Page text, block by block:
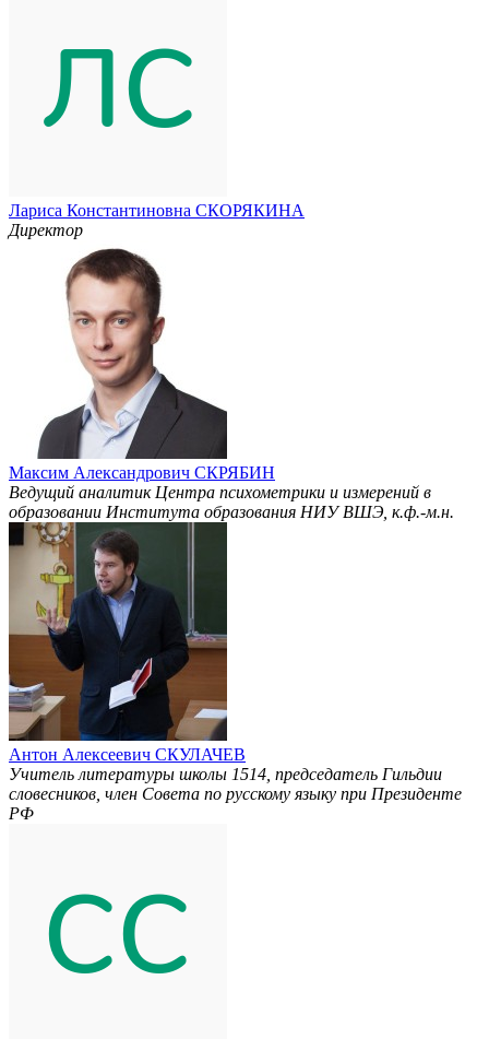
Лариса Константиновна СКОРЯКИНА
Директор
Максим Александрович СКРЯБИН
Ведущий аналитик Центра психометрики и измерений в
образовании Института образования НИУ ВШЭ, к.ф.-м.н.
Антон Алексеевич СКУЛАЧЕВ
Учитель литературы школы 1514, председатель Гильдии
словесников, член Совета по русскому языку при Президенте
РФ